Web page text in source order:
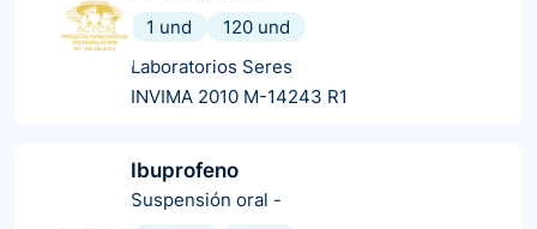
1 und
120 und
Laboratorios Seres
INVIMA 2010 M-14243 R1
Ibuprofeno
Suspensión oral -